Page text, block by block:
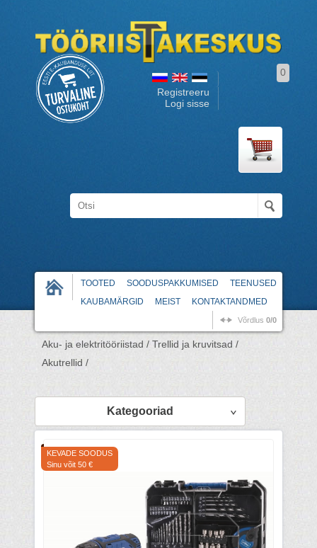
Registreeru
Logi sisse
0
TOOTED SOODUSPAKKUMISED
TEENUSED
KAUBAMÄRGID
MEIST KONTAKTANDMED
Võrdlus 0/0
Aku- ja elektritööriistad / Trellid ja kruvitsad /
Akutrellid /
Kategooriad
KEVADE SOODUS
Sinu võit 50 €